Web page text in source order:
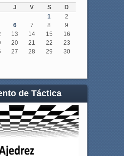
J V S
D
1
2
6 7 8
9
13 14 15
16
20 21 22
23
27 28 29
30
de Táctica